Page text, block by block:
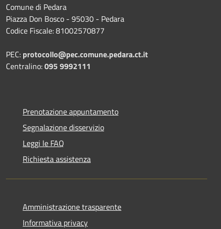
Comune di Pedara
Piazza Don Bosco - 95030 - Pedara
Codice Fiscale: 81002570877
PEC: protocollo@pec.comune.pedara.ct.it
Centralino:095 9992111
Prenotazione appuntamento
Segnalazione disservizio
Leggi le FAQ
Richiesta assistenza
Amministrazione trasparente
Informativa privacy